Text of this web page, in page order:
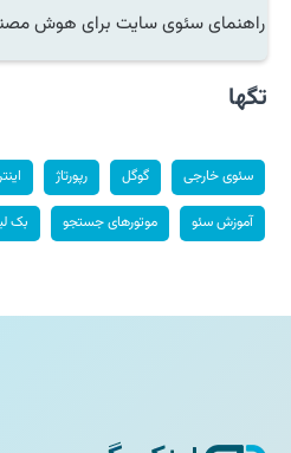
راهنمای سئوی سایت برای هوش
تگها
سئوی خارجی گوگل رپورتاژ
آموزش سئو موتورهای جستجو بک